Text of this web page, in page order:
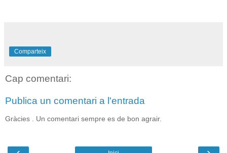
Comparteix
Cap comentari:
Publica un comentari a l'entrada
Gràcies . Un comentari sempre es de bon agrair.